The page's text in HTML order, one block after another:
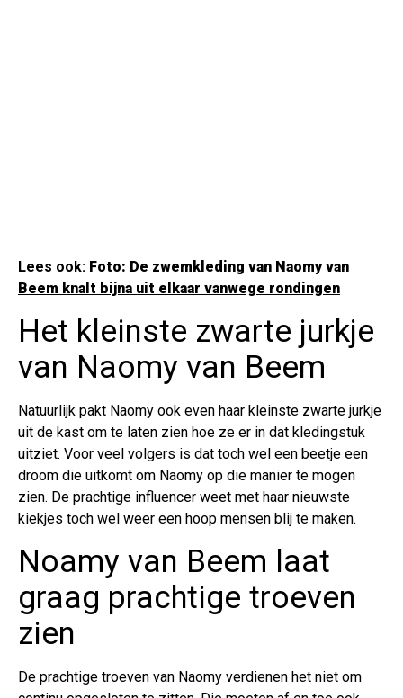
Lees ook: Foto: De zwemkleding van Naomy van
Beem knalt bijna uit elkaar vanwege rondingen
Het kleinste zwarte jurkje
van Naomy van Beem
Natuurlijk pakt Naomy ook even haar kleinste zwarte jurkje
uit de kast om te laten zien hoe ze er in dat kledingstuk
uitziet. Voor veel volgers is dat toch wel een beetje een
droom die uitkomt om Naomy op die manier te mogen
zien. De prachtige influencer weet met haar nieuwste
kiekjes toch wel weer een hoop mensen blij te maken.
Noamy van Beem laat
graag prachtige troeven
zien
De prachtige troeven van Naomy verdienen het niet om